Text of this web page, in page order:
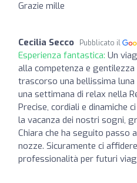
Grazie mille
Cecilia Secco Pubblicato il
Esperienza fantastica: Un
alla competenza e gentilezza
trascorso una bellissima
una settimana di relax nella
Precise, cordiali e dinamiche
la vacanza dei nostri sogni,
Chiara che ha seguito passo
nozze. Sicuramente ci
professionalità per futuri